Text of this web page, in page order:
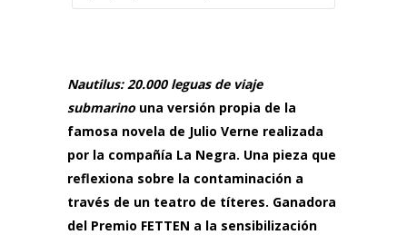
Nautilus: 20.000 leguas de viaje
submarino una versión propia de la
famosa novela de Julio Verne realizada
por la compañía La Negra. Una pieza que
reflexiona sobre la contaminación a
través de un teatro de títeres. Ganadora
del Premio FETTEN a la sensibilización